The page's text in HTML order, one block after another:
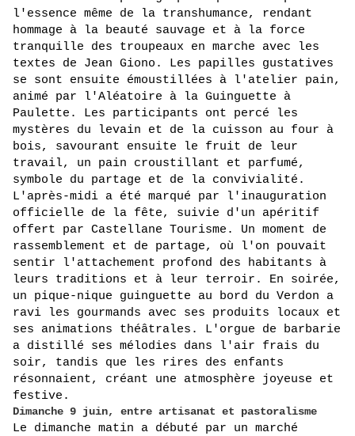
l'essence même de la transhumance, rendant
hommage à la beauté sauvage et à la force
tranquille des troupeaux en marche avec les
textes de Jean Giono. Les papilles gustatives
se sont ensuite émoustillées à l'atelier pain,
animé par l'Aléatoire à la Guinguette à
Paulette. Les participants ont percé les
mystères du levain et de la cuisson au four à
bois, savourant ensuite le fruit de leur
travail, un pain croustillant et parfumé,
symbole du partage et de la convivialité.
L'après-midi a été marqué par l'inauguration
officielle de la fête, suivie d'un apéritif
offert par Castellane Tourisme. Un moment de
rassemblement et de partage, où l'on pouvait
sentir l'attachement profond des habitants à
leurs traditions et à leur terroir. En soirée,
un pique-nique guinguette au bord du Verdon a
ravi les gourmands avec ses produits locaux et
ses animations théâtrales. L'orgue de barbarie
a distillé ses mélodies dans l'air frais du
soir, tandis que les rires des enfants
résonnaient, créant une atmosphère joyeuse et
festive.
Dimanche 9 juin, entre artisanat et pastoralisme
Le dimanche matin a débuté par un marché